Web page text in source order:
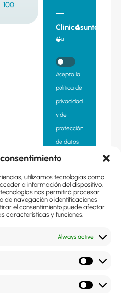
utilizamos tecnologías como
a información del dispositivo.
nos permitirá procesar
de navegación o identificaciones
el consentimiento puede afectar
características y funciones.
Always active
100
ClinicaAsunto
Acepto la
política de
privacidad
y de
protección
de datos
suscribirme
a la
newsletter
llamamos